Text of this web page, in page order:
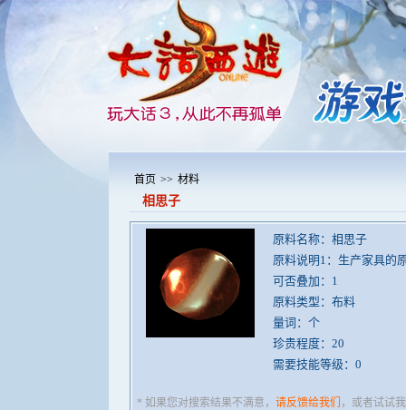
首页 >> 材料
相思子
原料名称：相思子
原料说明1：生产家具的
可否叠加：1
原料类型：布料
量词：个
珍贵程度：20
需要技能等级：0
* 如果您对搜索结果不满意， 请反馈给我们 ，或者试试